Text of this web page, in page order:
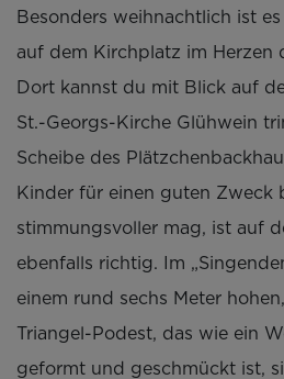
Besonders weihnachtlich ist
auf dem Kirchplatz im Herzen
Dort kannst du mit Blick auf
St.-Georgs-Kirche Glühwein
Scheibe des
Kinder für einen guten Zweck
stimmungsvoller mag, ist auf
ebenfalls richtig. Im
einem rund sechs Meter
Triangel-Podest, das wie ein
geformt und geschmückt ist,